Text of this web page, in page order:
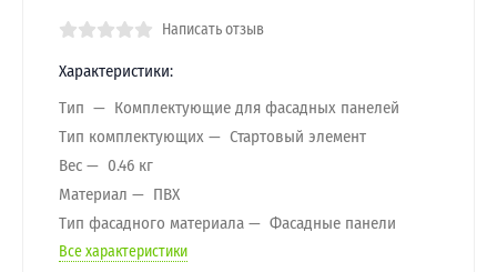
Написать отзыв
Характеристики:
Тип
Комплектующие для фасадных панелей
Тип комплектующих
Стартовый элемент
Вес
0.46 кг
Материал
ПВХ
Тип фасадного материала
Фасадные панели
Все характеристики